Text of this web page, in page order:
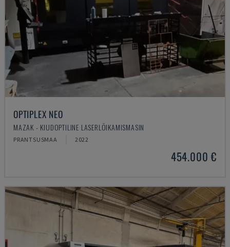
OPTIPLEX NEO
MAZAK - KIUDOPTILINE LASERLÕIKAMISMASIN
PRANTSUSMAA 2022
454.000 €